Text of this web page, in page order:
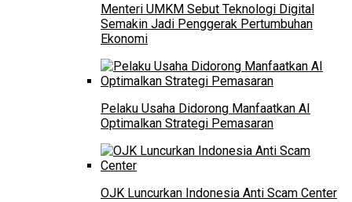
Menteri UMKM Sebut Teknologi Digital
Semakin Jadi Penggerak Pertumbuhan
Ekonomi
Pelaku Usaha Didorong Manfaatkan AI
Optimalkan Strategi Pemasaran
OJK Luncurkan Indonesia Anti Scam Center